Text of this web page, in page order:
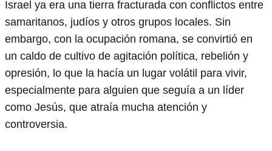
Israel ya era una tierra fracturada con conflictos entre
samaritanos, judíos y otros grupos locales. Sin
embargo, con la ocupación romana, se convirtió en
un caldo de cultivo de agitación política, rebelión y
opresión, lo que la hacía un lugar volátil para vivir,
especialmente para alguien que seguía a un líder
como Jesús, que atraía mucha atención y
controversia.